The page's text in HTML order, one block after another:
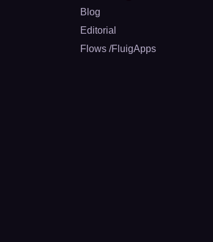
Blog
Editorial
Flows /FluigApps